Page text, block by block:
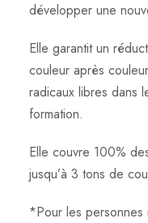
développer une
Elle garantit un
couleur après
radicaux libres dans
formation.
Elle couvre 100%
jusqu’à 3 tons de
*Pour les personnes